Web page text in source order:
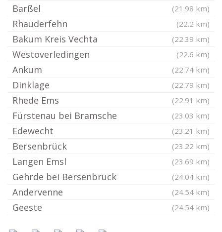
Barßel (21.98 km)
Rhauderfehn (22.2 km)
Bakum Kreis Vechta (22.39 km)
Westoverledingen (22.6 km)
Ankum (22.74 km)
Dinklage (22.79 km)
Rhede Ems (22.91 km)
Fürstenau bei Bramsche (23.03 km)
Edewecht (23.21 km)
Bersenbrück (23.22 km)
Langen Emsl (23.69 km)
Gehrde bei Bersenbrück (24.04 km)
Andervenne (24.54 km)
Geeste (24.54 km)